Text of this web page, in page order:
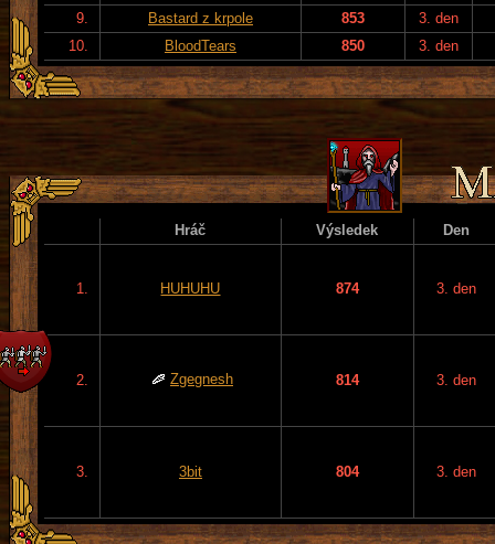
9.
Bastard z krpole 853
3. den
10.
BloodTears 850 3. den
Hráč Výsledek Den
1. HUHUHU 874 3. den
2. Zgegnesh 814 3. den
3. 3bit 804 3. den